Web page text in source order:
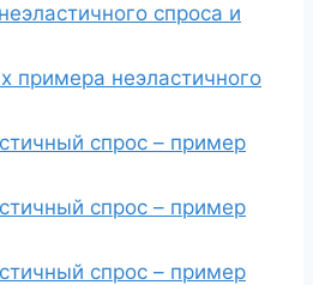
спроса и
примера неэластичного
спрос – пример
спрос – пример
спрос – пример